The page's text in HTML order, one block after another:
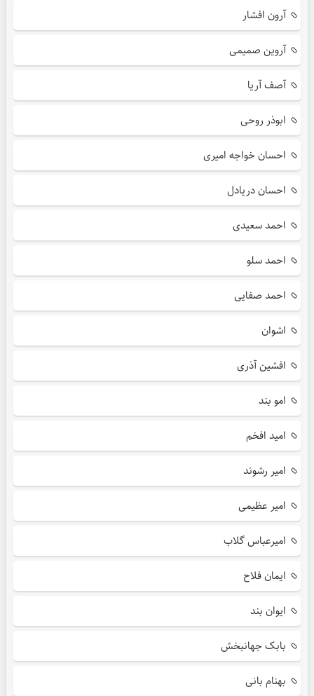
آرون افشار
آروین صمیمی
آصف آریا
ابوذر روحی
احسان خواجه امیری
احسان دریادل
احمد سعیدی
احمد سلو
احمد صفایی
اشوان
افشین آذری
امو بند
امید افخم
امیر رشوند
امیر عظیمی
امیرعباس گلاب
ایمان فلاح
ایوان بند
بابک جهانبخش
بهنام بانی